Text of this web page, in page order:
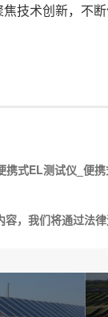
技术创新，不
式EL测试仪_便
，我们将通过法律